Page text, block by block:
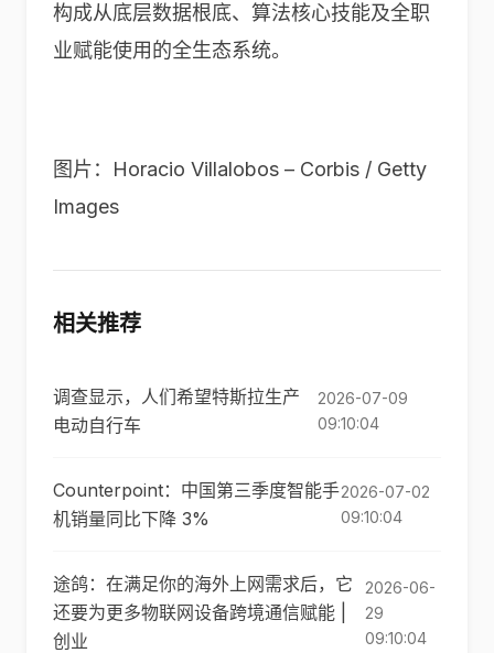
构成从底层数据根底、算法核心技能及全职
业赋能使用的全生态系统。
图片：Horacio Villalobos – Corbis / Getty
Images
相关推荐
调查显示，人们希望特斯拉生产
电动自行车
2026-07-09
09:10:04
Counterpoint：中国第三季度智能手
机销量同比下降 3%
2026-07-02
09:10:04
途鸽：在满足你的海外上网需求后，它
还要为更多物联网设备跨境通信赋能 |
创业
2026-06-
29
09:10:04